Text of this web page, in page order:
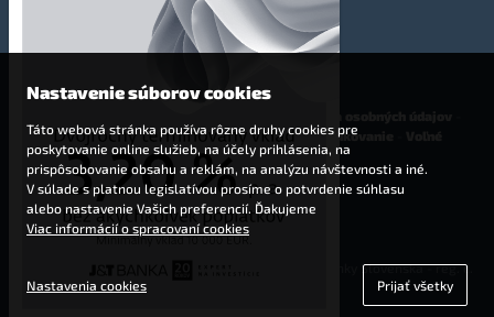
Levočská 866, Poprad, 058 01
Cookies-Nastavenia cookies -Finančné sprostredkovanie
pracovné miesta
Affiliate - partnerský program
(samostatný finančný agent, povolenie Národnej banky Slovenska - reg. č.
127292)
Nastavenie súborov cookies
Táto webová stránka používa rôzne druhy cookies pre
poskytovanie online služieb, na účely prihlásenia, na
prispôsobovanie obsahu a reklám, na analýzu návštevnosti a iné.
V súlade s platnou legislatívou prosíme o potvrdenie súhlasu
alebo nastavenie Vašich preferencií. Ďakujeme
Viac informácií o spracovaní cookies
Nastavenia cookies Prijať všetky